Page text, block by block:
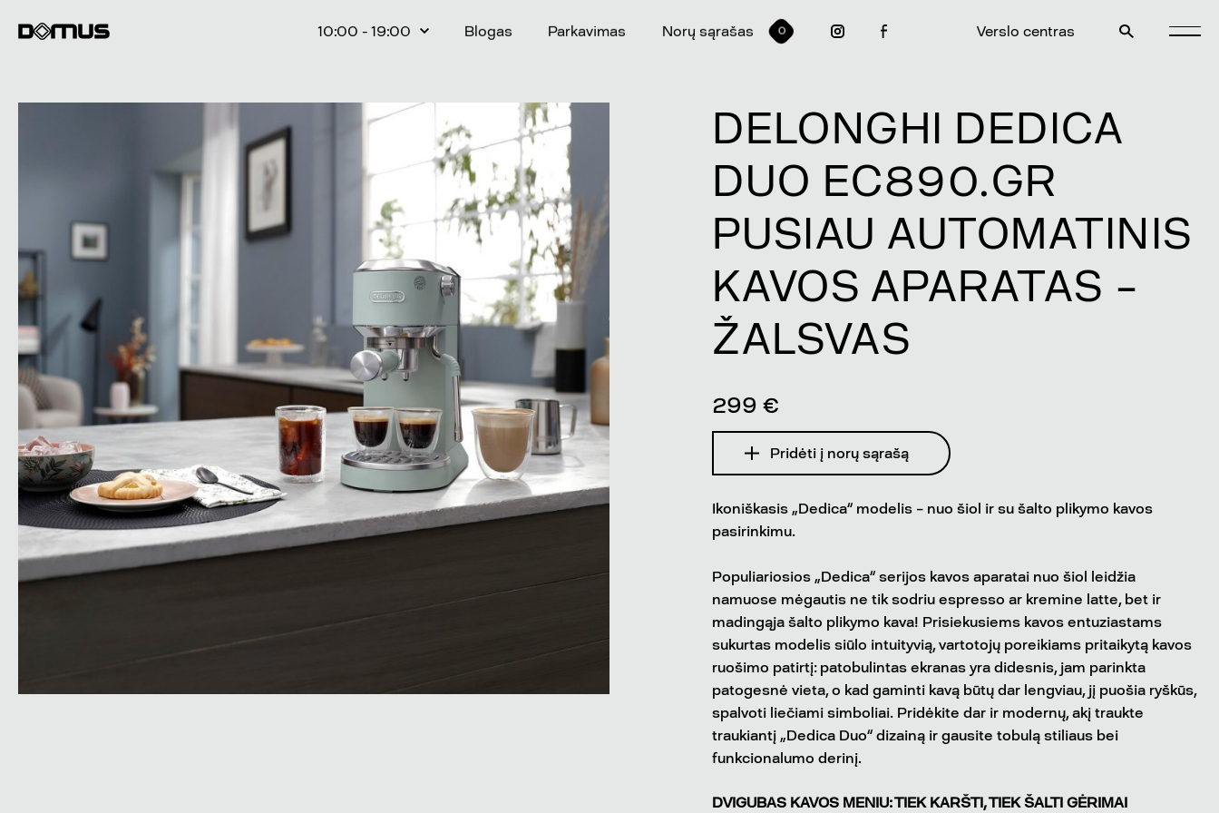
10:00 - 19:00 Blogas Parkavimas Norų sąrašas 0 Verslo centras
DELONGHI DEDICA
DUO EC890.GR
PUSIAU AUTOMATINIS
KAVOS APARATAS –
ŽALSVAS
299 €
Pridėti į norų sąrašą
Ikoniškasis „Dedica“ modelis – nuo šiol ir su šalto plikymo kavos
pasirinkimu.
Populiariosios „Dedica“ serijos kavos aparatai nuo šiol leidžia
namuose mėgautis ne tik sodriu espresso ar kremine latte, bet ir
madingąja šalto plikymo kava! Prisiekusiems kavos entuziastams
sukurtas modelis siūlo intuityvią, vartotojų poreikiams pritaikytą kavos
ruošimo patirtį: patobulintas ekranas yra didesnis, jam parinkta
patogesnė vieta, o kad gaminti kavą būtų dar lengviau, jį puošia ryškūs,
spalvoti liečiami simboliai. Pridėkite dar ir modernų, akį traukte
traukiantį „Dedica Duo“ dizainą ir gausite tobulą stiliaus bei
funkcionalumo derinį.
DVIGUBAS KAVOS MENIU: TIEK KARŠTI, TIEK ŠALTI GĖRIMAI